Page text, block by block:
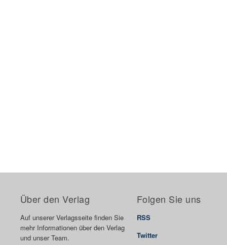
Über den Verlag
Auf unserer Verlagsseite finden Sie
mehr Informationen über den Verlag
und unser Team.
Folgen Sie uns
RSS
Twitter